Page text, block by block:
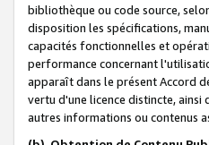
bibliothèque ou code source,
disposition les spécifications,
capacités fonctionnelles et
performance concernant
apparaît dans le présent Accord
vertu d'une licence distincte,
autres informations ou contenus